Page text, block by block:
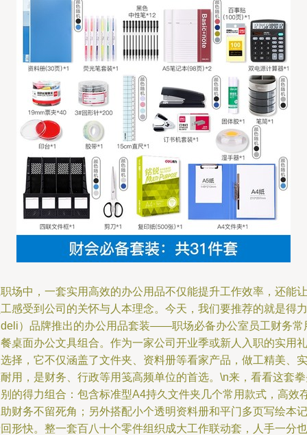
场中，一套实用高效的办公用品不仅能提升工作效率，还能让
感受到公司的关怀与人本理念。今天，我们要推荐的就是得力
）品牌推出的办公用品套装——职场必备办公室员工财务常
桌面办公文具组合。作为一家公司开业季或新人入职的实用礼
择，它不仅涵盖了文件夹、资料册等看家产品，做工精美、实
用，是财务、行政等用笺高频单位的首选。\n来，看看这套
的得力组合：包含标准型A4持久文件夹几个常用款式，高效
财务不留死角；另外搭配小个透明资料册和平门多页写绘本记
形快。整一套百八十个零件组织成大工作联动套，人手一分也